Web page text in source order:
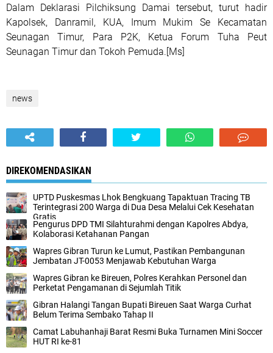
Dalam Deklarasi Pilchiksung Damai tersebut, turut hadir
Kapolsek, Danramil, KUA, Imum Mukim Se Kecamatan
Seunagan Timur, Para P2K, Ketua Forum Tuha Peut
Seunagan Timur dan Tokoh Pemuda.[Ms]
news
DIREKOMENDASIKAN
UPTD Puskesmas Lhok Bengkuang Tapaktuan ‎Tracing TB
Terintegrasi 200 Warga di Dua Desa Melalui Cek Kesehatan
Gratis
Pengurus DPD TMI Silahturahmi dengan Kapolres Abdya,
Kolaborasi Ketahanan Pangan
Wapres Gibran Turun ke Lumut, Pastikan Pembangunan
Jembatan JT-0053 Menjawab Kebutuhan Warga
Wapres Gibran ke Bireuen, Polres Kerahkan Personel dan
Perketat Pengamanan di Sejumlah Titik
Gibran Halangi Tangan Bupati Bireuen Saat Warga Curhat
Belum Terima Sembako Tahap II
Camat Labuhanhaji Barat Resmi Buka Turnamen Mini Soccer
HUT RI ke-81